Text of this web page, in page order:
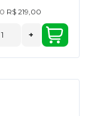
R$ 219,00
+